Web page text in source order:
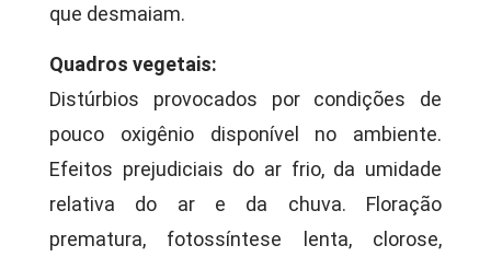
que desmaiam.
Quadros vegetais:
Distúrbios provocados por condições de
pouco oxigênio disponível no ambiente.
Efeitos prejudiciais do ar frio, da umidade
relativa do ar e da chuva. Floração
prematura, fotossíntese lenta, clorose,